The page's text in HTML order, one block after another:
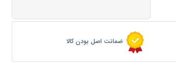
ضمانت اصل بودن کالا